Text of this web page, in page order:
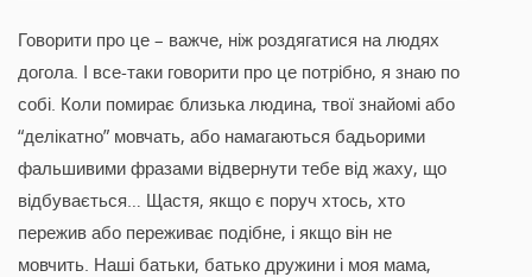
Говорити про це – важче, ніж роздягатися на людях
догола. І все-таки говорити про це потрібно, я знаю по
собі. Коли помирає близька людина, твої знайомі або
“делікатно” мовчать, або намагаються бадьорими
фальшивими фразами відвернути тебе від жаху, що
відбувається… Щастя, якщо є поруч хтось, хто
пережив або переживає подібне, і якщо він не
мовчить. Наші батьки, батько дружини і моя мама,